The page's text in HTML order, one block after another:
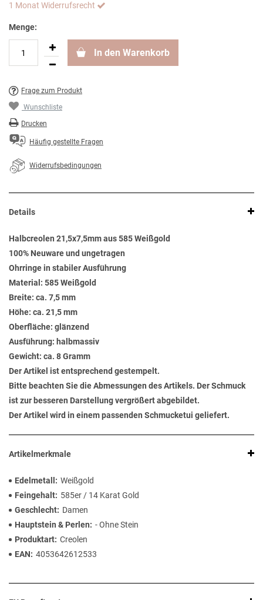
1 Monat Widerrufsrecht
Menge:
In den Warenkorb
Frage zum Produkt
Wunschliste
Drucken
Häufig gestellte Fragen
Widerrufsbedingungen
Details
Halbcreolen 21,5x7,5mm aus 585 Weißgold
100% Neuware und ungetragen
Ohrringe in stabiler Ausführung
Material: 585 Weißgold
Breite: ca. 7,5 mm
Höhe: ca. 21,5 mm
Oberfläche: glänzend
Ausführung: halbmassiv
Gewicht: ca. 8 Gramm
Der Artikel ist entsprechend gestempelt.
Bitte beachten Sie die Abmessungen des Artikels. Der Schmuck
ist zur besseren Darstellung vergrößert abgebildet.
Der Artikel wird in einem passenden Schmucketui geliefert.
Artikelmerkmale
Edelmetall
Weißgold
Feingehalt
585er / 14 Karat Gold
Geschlecht
Damen
Hauptstein & Perlen
- Ohne Stein
Produktart Creolen
EAN
4053642612533